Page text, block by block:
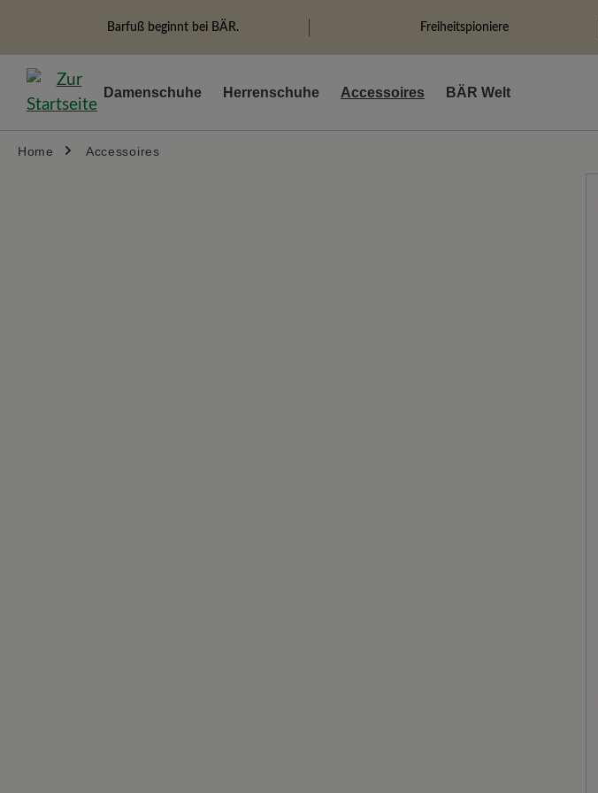
Zur Hauptnavigation springen
Barfuß beginnt bei BÄR. Freiheitspioniere
Damenschuhe Herrenschuhe Accessoires BÄR Welt
Home Accessoires